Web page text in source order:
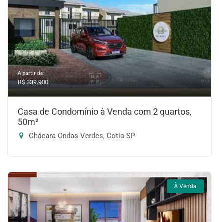
A partir de:
R$ 339.900
Casa de Condomínio à Venda com 2 quartos,
50m²
Chácara Ondas Verdes, Cotia-SP
À Venda